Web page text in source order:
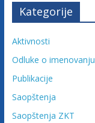
i
H
d
r
Kategorije
Aktivnosti
Odluke o imenovanju
Publikacije
Saopštenja
Saopštenja ZKT